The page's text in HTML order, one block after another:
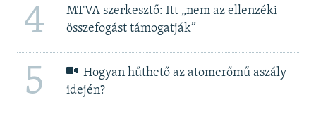
4
MTVA szerkesztő: Itt „nem az ellenzéki
összefogást támogatják”
5
Hogyan hűthető az atomerőmű aszály
idején?